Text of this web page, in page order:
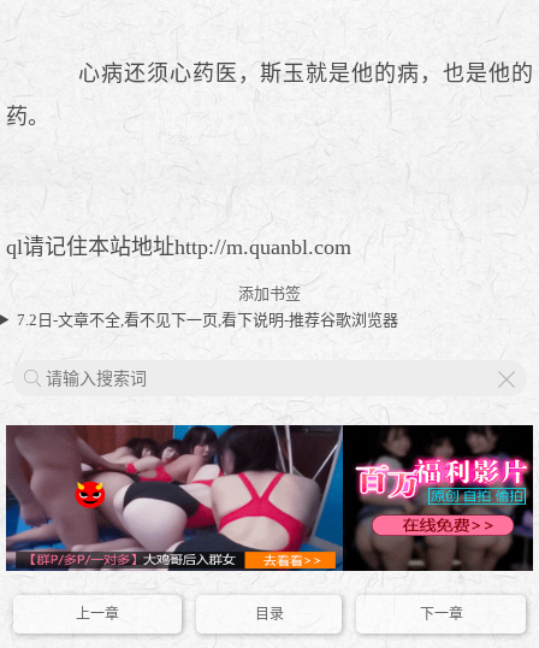
心病还须心药医，斯玉就是他的病，也是他的
药。
ql请记住本站地址http://m.quanbl.com
添加书签
7.2日-文章不全,看不见下一页,看下说明-推荐谷歌浏览器
上一章 目录 下一章